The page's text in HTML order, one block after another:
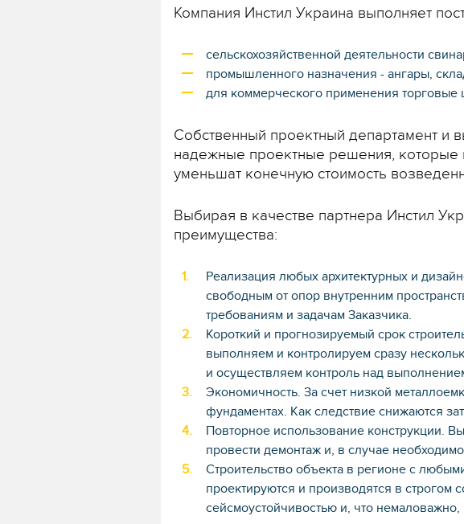
Компания Инстил Украина выполняет
сельскохозяйственной деятельности
промышленного назначения - ангары,
для коммерческого применения торговые
Собственный проектный департамент и
надежные проектные решения, которые
уменьшат конечную стоимость
Выбирая в качестве партнера Инстил
преимущества:
Реализация любых архитектурных и
свободным от опор внутренним
требованиям и задачам Заказчика.
Короткий и прогнозируемый срок
выполняем и контролируем сразу
и осуществляем контроль над
Экономичность. За счет низкой
фундаментах. Как следствие снижаются
Повторное использование конструкции.
провести демонтаж и, в случае
Строительство объекта в регионе с
проектируются и производятся в строгом
сейсмоустойчивостью и, что